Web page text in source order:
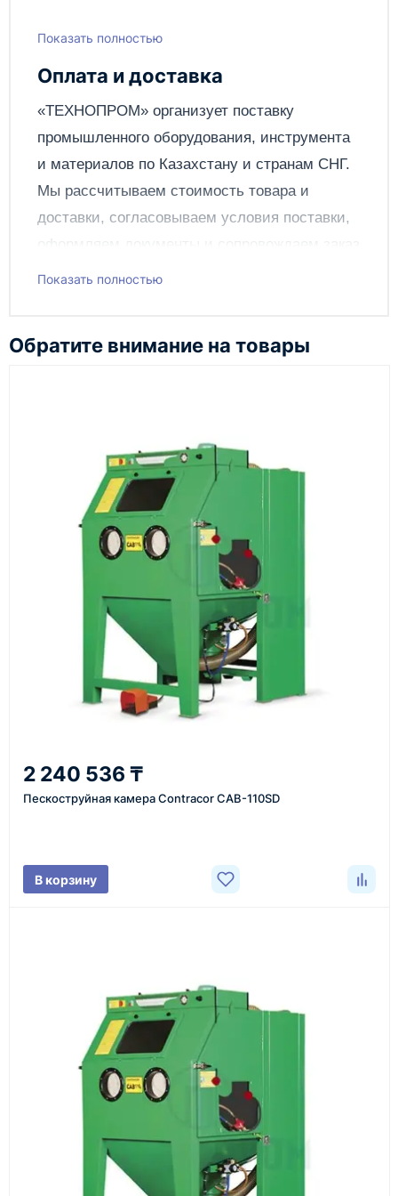
Написать отзыв
Показать полностью
Оплата и доставка
«ТЕХНОПРОМ» организует поставку
промышленного оборудования, инструмента
и материалов по Казахстану и странам СНГ.
Мы рассчитываем стоимость товара и
доставки, согласовываем условия поставки,
до получения клиентом.
онлайн-форму заказа и укажите контакты для
подтвердить заявку, уточнить детали, рассчитать
стоимость поставки и предложить удобный вариант
доставки.
Также вы можете заказать оборудование и
инструменты по номеру телефона в шапке сайта
или через онлайн-форму запроса обратного звонка.
Казахстан и СНГ
доставка оборудования в разные города и
регионы
средний срок доставки по большинству поставок
проверка товара перед отправкой клиенту
материалы
Как оформить заказ
Оставьте заявку на сайте, по телефону или через
Показать полностью
Обратите внимание на товары
2 240 536 ₸
Пескоструйная камера Contracor CAB-110SD
В корзину